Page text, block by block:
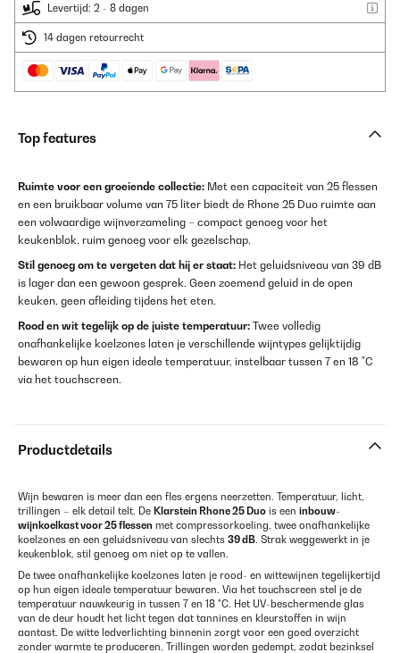
Levertijd: 2 - 8 dagen
14 dagen retourrecht
Top features
Ruimte voor een groeiende collectie: Met een capaciteit van 25 flessen
en een bruikbaar volume van 75 liter biedt de Rhone 25 Duo ruimte aan
een volwaardige wijnverzameling – compact genoeg voor het
keukenblok, ruim genoeg voor elk gezelschap.
Stil genoeg om te vergeten dat hij er staat: Het geluidsniveau van 39 dB
is lager dan een gewoon gesprek. Geen zoemend geluid in de open
keuken, geen afleiding tijdens het eten.
Rood en wit tegelijk op de juiste temperatuur: Twee volledig
onafhankelijke koelzones laten je verschillende wijntypes gelijktijdig
bewaren op hun eigen ideale temperatuur, instelbaar tussen 7 en 18 °C
via het touchscreen.
Productdetails
Wijn bewaren is meer dan een fles ergens neerzetten. Temperatuur, licht,
trillingen – elk detail telt. De Klarstein Rhone 25 Duo is een inbouw-
wijnkoelkast voor 25 flessen met compressorkoeling, twee onafhankelijke
koelzones en een geluidsniveau van slechts 39 dB. Strak weggewerkt in je
keukenblok, stil genoeg om niet op te vallen.
De twee onafhankelijke koelzones laten je rood- en wittewijnen tegelijkertijd
op hun eigen ideale temperatuur bewaren. Via het touchscreen stel je de
temperatuur nauwkeurig in tussen 7 en 18 °C. Het UV-beschermende glas
van de deur houdt het licht tegen dat tannines en kleurstoffen in wijn
aantast. De witte ledverlichting binnenin zorgt voor een goed overzicht
zonder warmte te produceren. Trillingen worden gedempt, zodat bezinksel